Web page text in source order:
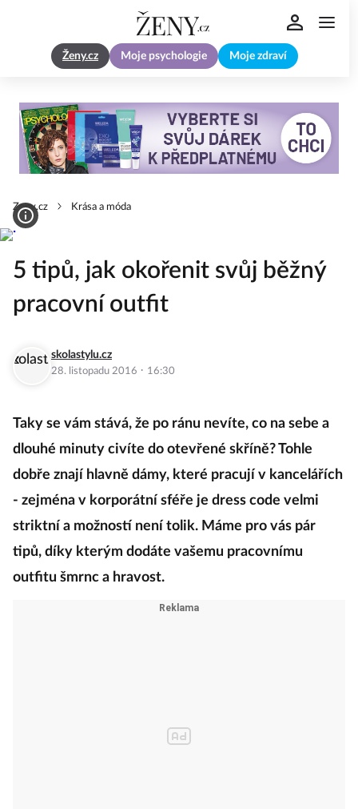
Ženy.cz Moje psychologie Moje zdraví
Zeny.cz Krása a móda
5 tipů, jak okořenit svůj běžný
pracovní outfit
skolastylu.cz
28. listopadu 2016 · 16:30
Taky se vám stává, že po ránu nevíte, co na sebe a
dlouhé minuty civíte do otevřené skříně? Tohle
dobře znají hlavně dámy, které pracují v kancelářích
- zejména v korporátní sféře je dress code velmi
striktní a možností není tolik. Máme pro vás pár
tipů, díky kterým dodáte vašemu pracovnímu
outfitu šmrnc a hravost.